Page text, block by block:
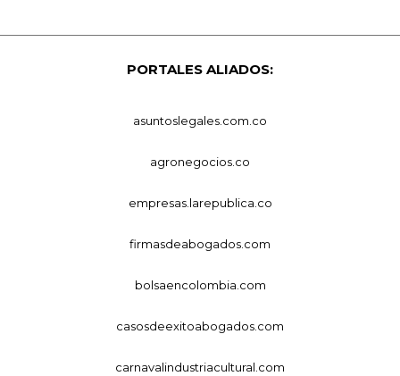
PORTALES ALIADOS:
asuntoslegales.com.co
agronegocios.co
empresas.larepublica.co
firmasdeabogados.com
bolsaencolombia.com
casosdeexitoabogados.com
carnavalindustriacultural.com